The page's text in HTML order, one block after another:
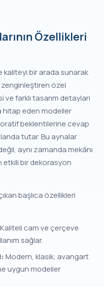
Özellikleri
kaliteyi bir arada sunarak
zenginleştiren özel
farklı tasarım detayları
eden modeller
beklentilerine cevap
tutar. Bu aynalar
aynı zamanda mekânı
etkili bir dekorasyon
başlıca özellikleri
Kaliteli cam ve çerçeve
sağlar.
Modern, klasik, avangart
uygun modeller